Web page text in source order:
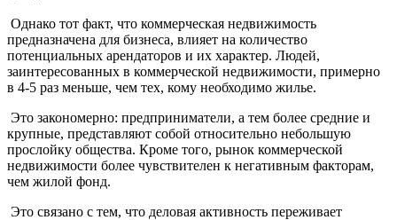
Однако тот факт, что коммерческая недвижимость
предназначена для бизнеса, влияет на количество
потенциальных арендаторов и их характер. Людей,
заинтересованных в коммерческой недвижимости, примерно
в 4-5 раз меньше, чем тех, кому необходимо жилье.
Это закономерно: предприниматели, а тем более средние и
крупные, представляют собой относительно небольшую
прослойку общества. Кроме того, рынок коммерческой
недвижимости более чувствителен к негативным факторам,
чем жилой фонд.
Это связано с тем, что деловая активность переживает